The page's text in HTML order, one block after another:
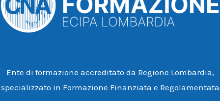
Ente di formazione accreditato da Regione Lombardia,
specializzato in Formazione Finanziata e Regolamentata